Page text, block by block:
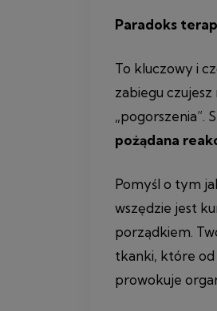
Paradoks
To kluczowy i
zabiegu
„pogorszenia”.
pożądana
Pomyśl o tym
wszędzie jest
porządkiem.
tkanki, które od
prowokuje